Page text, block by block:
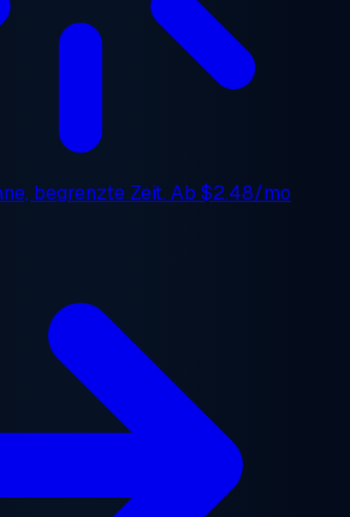
begrenzte Zeit. Ab $2.48/mo